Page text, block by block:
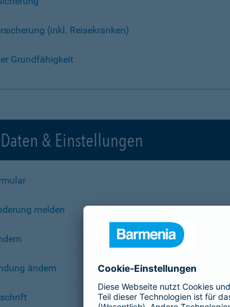
(inkl. Reisekranken)
Grundfähigkeit
& Einstellungen
melden
ändern